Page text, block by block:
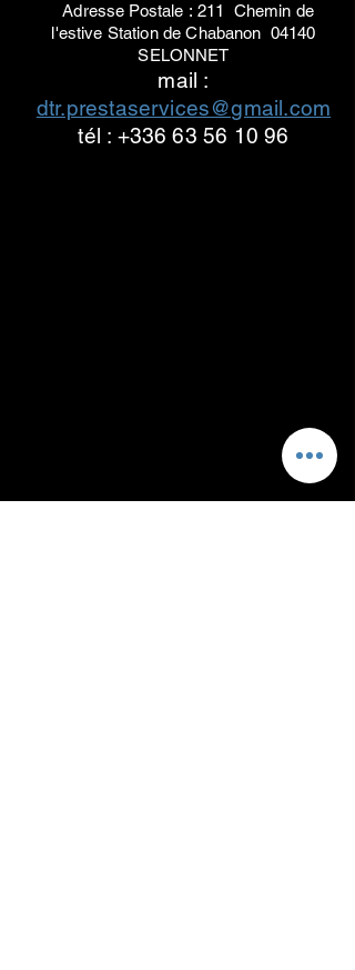
Adresse Postale : 211 Chemin de
l'estive Station de Chabanon 04140
SELONNET
mail :
dtr.prestaservices@gmail.com
tél : +336 63 56 10 96